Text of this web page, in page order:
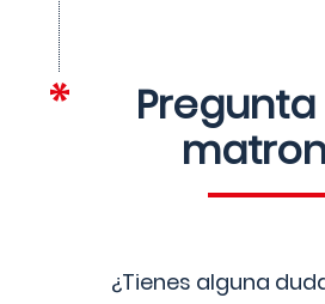
¿Tienes alguna